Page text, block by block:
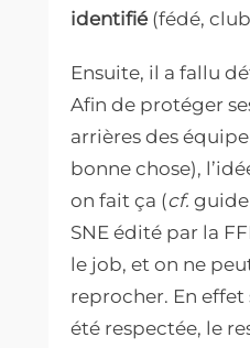
identifié (fédé,
Ensuite, il a fallu
Afin de protéger
arrières des
bonne chose),
on fait ça (cf. guide
SNE édité par la
le job, et on ne
reprocher. En
été respectée, le